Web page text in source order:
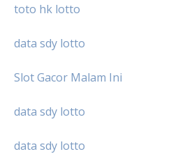
toto hk lotto
data sdy lotto
Slot Gacor Malam Ini
data sdy lotto
data sdy lotto